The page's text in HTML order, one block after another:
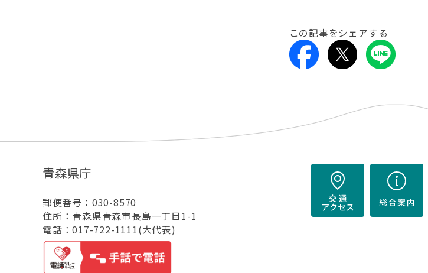
この記事をシェアする
青森県庁
郵便番号：030-8570
住所：青森県青森市長島一丁目1-1
電話：017-722-1111(大代表)